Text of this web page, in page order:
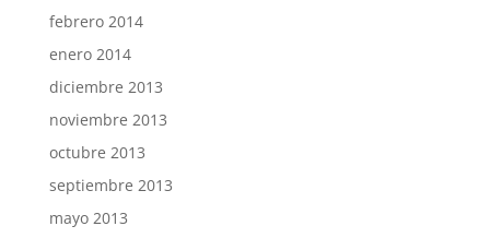
febrero 2014
enero 2014
diciembre 2013
noviembre 2013
octubre 2013
septiembre 2013
mayo 2013